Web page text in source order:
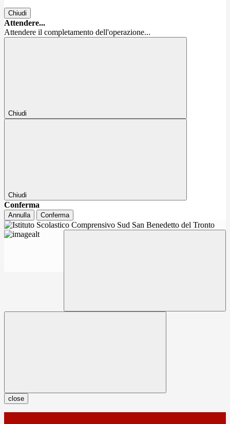
Chiudi
Attendere...
Attendere il completamento dell'operazione...
Chiudi
Chiudi
Conferma
Annulla Conferma
close